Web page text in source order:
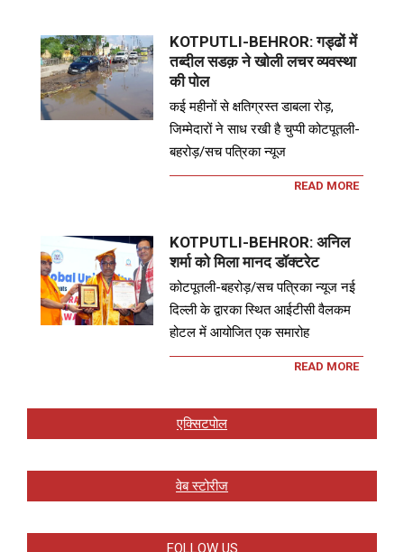
KOTPUTLI-BEHROR: गड्ढों में
तब्दील सडक़ ने खोली लचर व्यवस्था
की पोल
कई महीनों से क्षतिग्रस्त डाबला रोड़,
जिम्मेदारों ने साध रखी है चुप्पी कोटपूतली-
बहरोड़/सच पत्रिका न्यूज
READ MORE
KOTPUTLI-BEHROR: अनिल
शर्मा को मिला मानद डॉक्टरेट
कोटपूतली-बहरोड़/सच पत्रिका न्यूज नई
दिल्ली के द्वारका स्थित आईटीसी वैलकम
होटल में आयोजित एक समारोह
READ MORE
एक्सिटपोल
वेब स्टोरीज
FOLLOW US